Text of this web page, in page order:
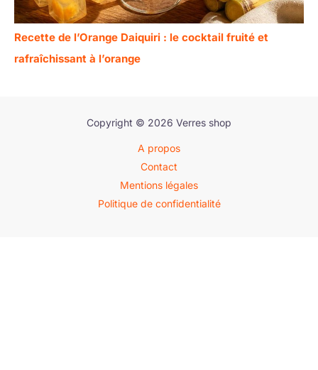
Recette de l’Orange Daiquiri : le cocktail fruité et
rafraîchissant à l’orange
Copyright © 2026 Verres shop
A propos
Contact
Mentions légales
Politique de confidentialité